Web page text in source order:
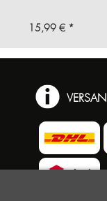
15,99 € *